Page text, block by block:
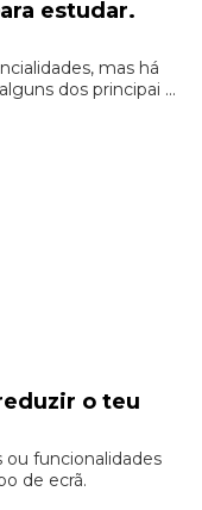
estudar.
mas há
dos principai ...
o teu
ou funcionalidades
de ecrã.